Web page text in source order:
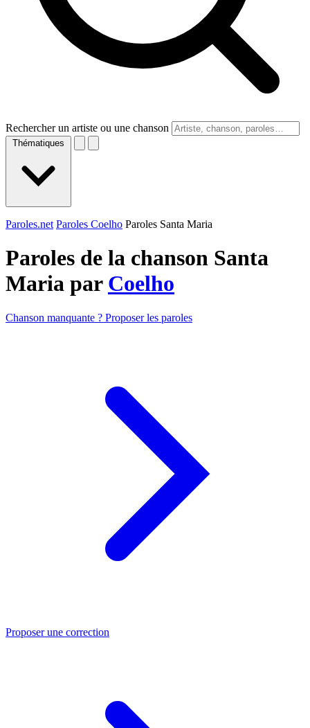
Rechercher un artiste ou une chanson
Thématiques
Paroles.net Paroles Coelho Paroles Santa Maria
Paroles de la chanson Santa
Maria par Coelho
Chanson manquante ? Proposer les paroles
Proposer une correction